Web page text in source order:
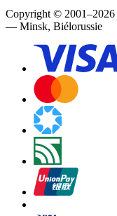
Copyright © 2001–2026
— Minsk, Biélorussie